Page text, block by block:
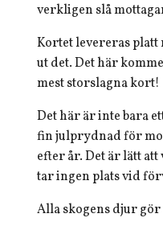
verkligen slå
Kortet levereras platt
ut det. Det här
mest storslagna kort!
Det här är inte bara
fin julprydnad för
efter år. Det är lätt
tar ingen plats vid
Alla skogens djur